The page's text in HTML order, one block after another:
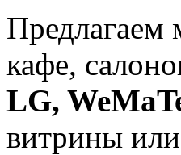
Предлагаем
кафе,
LG,
витрины